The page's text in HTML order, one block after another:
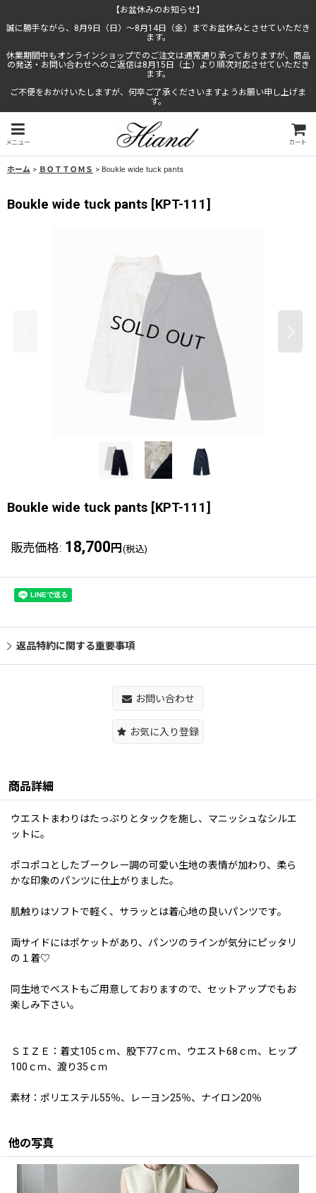
【お盆休みのお知らせ】
誠に勝手ながら、8月9日（日）〜8月14日（金）までお盆休みとさせていただき
ます。
休業期間中もオンラインショップでのご注文は通常通り承っておりますが、商品
の発送・お問い合わせへのご返信は8月15日（土）より順次対応させていただき
ます。
ご不便をおかけいたしますが、何卒ご了承くださいますようお願い申し上げま
す。
メニュー カート
ホーム > ＢＯＴＴＯＭＳ > Boukle wide tuck pants
Boukle wide tuck pants [KPT-111]
Boukle wide tuck pants [KPT-111]
販売価格: 18,700 円 (税込)
返品特約に関する重要事項
お問い合わせ
お気に入り登録
商品詳細
ウエストまわりはたっぷりとタックを施し、マニッシュなシルエ
ットに。
ポコポコとしたブークレー調の可愛い生地の表情が加わり、柔ら
かな印象のパンツに仕上がりました。
肌触りはソフトで軽く、サラッとは着心地の良いパンツです。
両サイドにはポケットがあり、パンツのラインが気分にピッタリ
の１着♡
同生地でベストもご用意しておりますので、セットアップでもお
楽しみ下さい。
ＳＩＺＥ：着丈105ｃｍ、股下77ｃｍ、ウエスト68ｃｍ、ヒップ
100ｃｍ、渡り35ｃｍ
素材：ポリエステル55％、レーヨン25％、ナイロン20％
他の写真